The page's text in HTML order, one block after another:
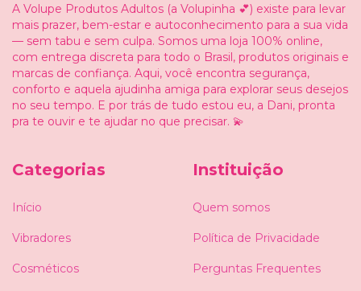
A Volupe Produtos Adultos (a Volupinha 💕) existe para levar
mais prazer, bem-estar e autoconhecimento para a sua vida
— sem tabu e sem culpa. Somos uma loja 100% online,
com entrega discreta para todo o Brasil, produtos originais e
marcas de confiança. Aqui, você encontra segurança,
conforto e aquela ajudinha amiga para explorar seus desejos
no seu tempo. E por trás de tudo estou eu, a Dani, pronta
pra te ouvir e te ajudar no que precisar. 💫
Categorias
Início
Vibradores
Cosméticos
Instituição
Quem somos
Política de Privacidade
Perguntas Frequentes